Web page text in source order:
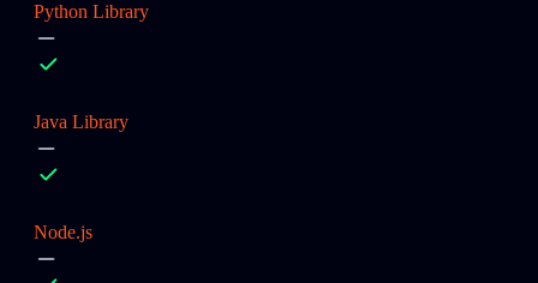
Python Library
Java Library
Node.js